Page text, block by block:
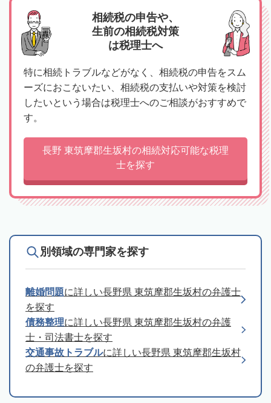
相続税の申告や、
生前の相続税対策
は税理士へ
特に相続トラブルなどがなく、相続税の申告をスム
ーズにおこないたい、相続税の支払いや対策を検討
したいという場合は税理士へのご相談がおすすめで
す。
長野 東筑摩郡生坂村の相続対応可能な税理
士を探す
別領域の専門家を探す
離婚問題に詳しい長野県 東筑摩郡生坂村の弁護士
を探す
債務整理に詳しい長野県 東筑摩郡生坂村の弁護
士・司法書士を探す
交通事故トラブルに詳しい長野県 東筑摩郡生坂村
の弁護士を探す